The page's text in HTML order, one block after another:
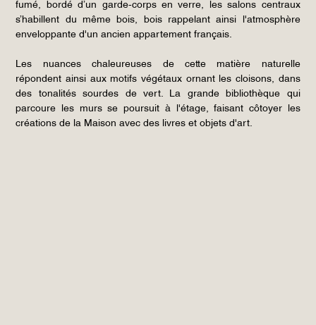
fumé, bordé d’un garde-corps en verre, les salons centraux
s’habillent du même bois, bois rappelant ainsi l'atmosphère
enveloppante d'un ancien appartement français.
Les nuances chaleureuses de cette matière naturelle
répondent ainsi aux motifs végétaux ornant les cloisons, dans
des tonalités sourdes de vert. La grande bibliothèque qui
parcoure les murs se poursuit à l'étage, faisant côtoyer les
créations de la Maison avec des livres et objets d'art.